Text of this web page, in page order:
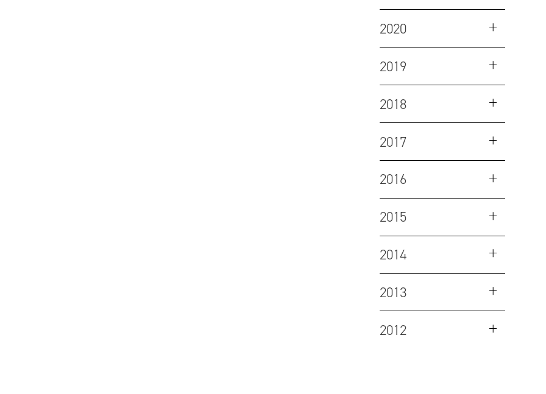
2020
2019
2018
2017
2016
2015
2014
2013
2012